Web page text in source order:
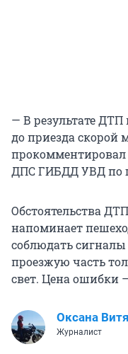
— В результате ДТП
до приезда
прокомментировал
ДПС ГИБДД УВД по
Обстоятельства
напоминает
соблюдать сигналы
проезжую часть
свет. Цена ошибки
Оксана
Журналист